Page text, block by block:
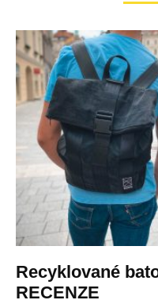
Recyklované
RECENZE